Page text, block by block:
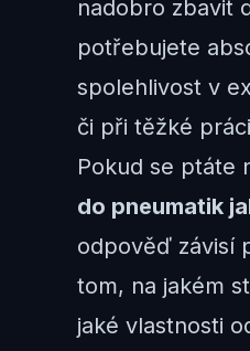
nadobro zbavit
potřebujete
spolehlivost v
či při těžké
Pokud se ptáte
do pneumatik
odpověď závisí
tom, na jakém
jaké vlastnosti